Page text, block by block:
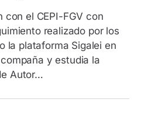
el CEPI-FGV con
realizado por los
la plataforma Sigalei en
y estudia la
Autor…